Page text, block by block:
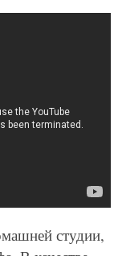
студии,